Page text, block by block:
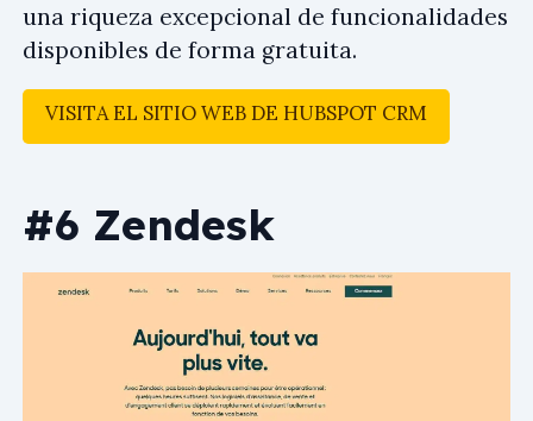
una riqueza excepcional de funcionalidades
disponibles de forma gratuita.
VISITA EL SITIO WEB DE HUBSPOT CRM
#6 Zendesk